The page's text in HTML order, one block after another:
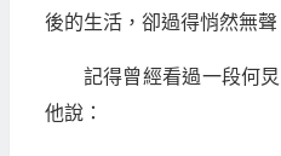
後的生活，卻過得悄然無聲
記得曾經看過一段何
他說：